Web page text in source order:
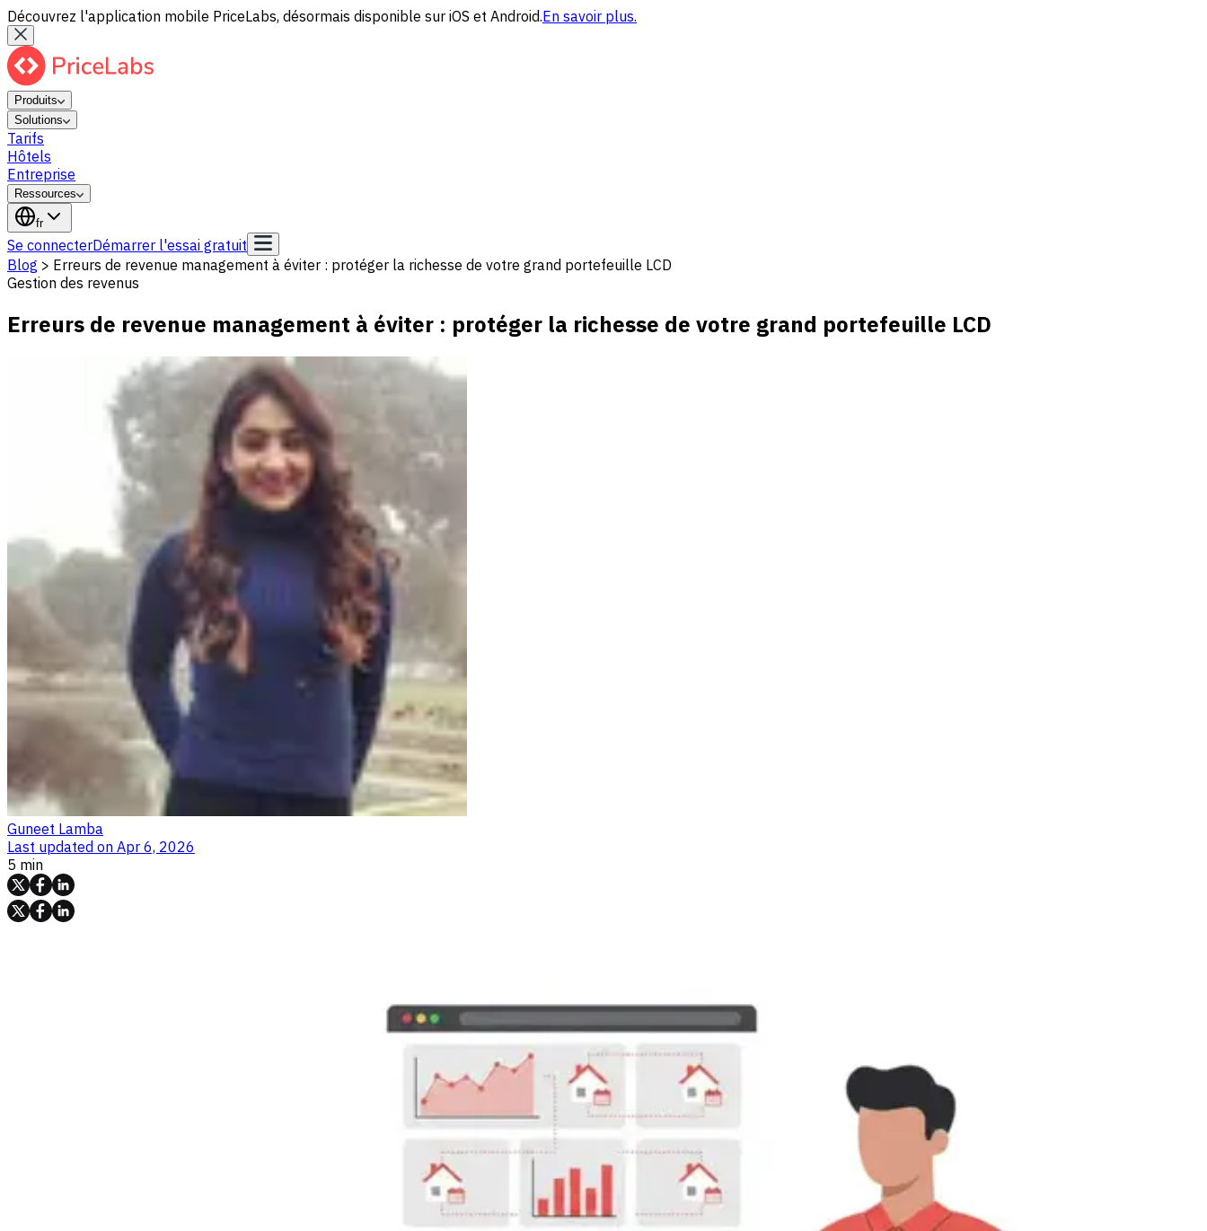
Découvrez l'application mobile PriceLabs, désormais disponible sur iOS et Android.En savoir plus.
Produits
Solutions
Tarifs
Hôtels
Entreprise
Ressources
fr
Se connecterDémarrer l'essai gratuit
Blog > Erreurs de revenue management à éviter : protéger la richesse de votre grand portefeuille LCD
Gestion des revenus
Erreurs de revenue management à éviter : protéger la richesse de votre grand portefeuille LCD
Guneet Lamba
Last updated on Apr 6, 2026
5 min